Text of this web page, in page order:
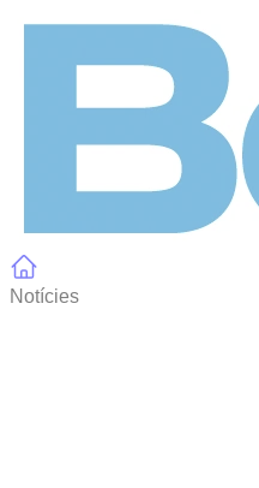
Notícies